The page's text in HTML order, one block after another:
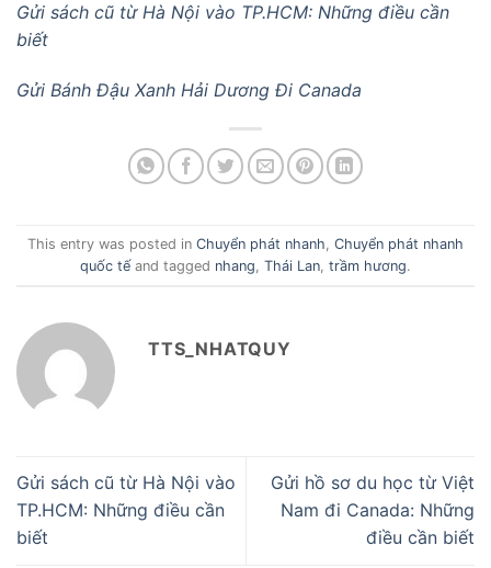
Gửi sách cũ từ Hà Nội vào TP.HCM: Những điều cần
biết
Gửi Bánh Đậu Xanh Hải Dương Đi Canada
This entry was posted in Chuyển phát nhanh Chuyển phát nhanh
quốc tếand tagged nhang Thái Lan trầm hương.
TTS_NHATQUY
Gửi sách cũ từ Hà Nội vào
TP.HCM: Những điều cần
biết
Gửi hồ sơ du học từ Việt
Nam đi Canada: Những
điều cần biết